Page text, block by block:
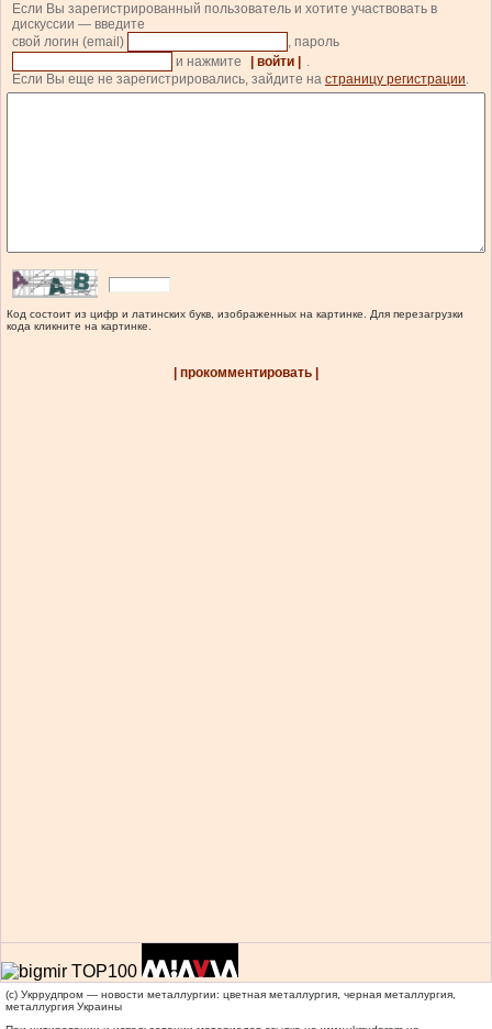
Если Вы зарегистрированный пользователь и хотите участвовать в
дискуссии — введите
свой логин (email)
, пароль
и нажмите
| войти |
.
Если Вы еще не зарегистрировались, зайдите на страницу регистрации.
Код состоит из цифр и латинских букв, изображенных на картинке. Для перезагрузки
кода кликните на картинке.
| прокомментировать |
(c) Укррудпром — новости металлургии: цветная металлургия, черная металлургия,
металлургия Украины